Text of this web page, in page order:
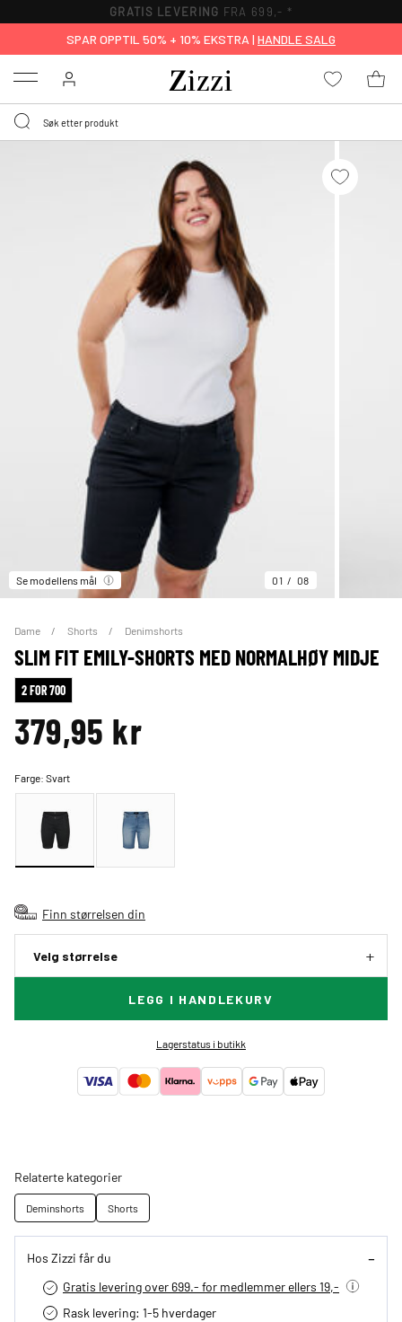
GRATIS LEVERING FRA 699,- *
SPAR OPPTIL 50% + 10% EKSTRA | HANDLE SALG
Menu
Se modellens mål 01 08
Dame Shorts Denimshorts
SLIM FIT EMILY-SHORTS MED NORMALHØY MIDJE
2 FOR 700
379,95 kr
Farge:Svart
Finn størrelsen din
Velg størrelse
LEGG I HANDLEKURV
Lagerstatus i butikk
Relaterte kategorier
Deminshorts Shorts
Hos Zizzi får du
Gratis levering over 699.- for medlemmer ellers 19,-
Rask levering: 1-5 hverdager